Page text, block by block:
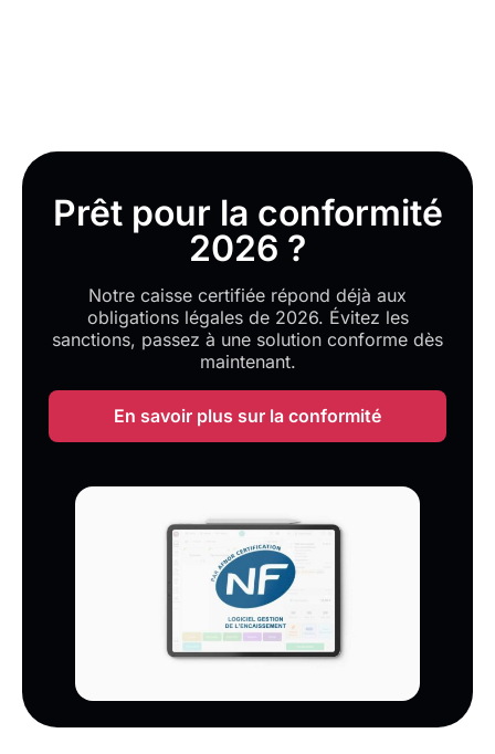
Prêt pour la conformité
2026 ?
Notre caisse certifiée répond déjà aux
obligations légales de 2026. Évitez les
sanctions, passez à une solution conforme dès
maintenant.
En savoir plus sur la conformité